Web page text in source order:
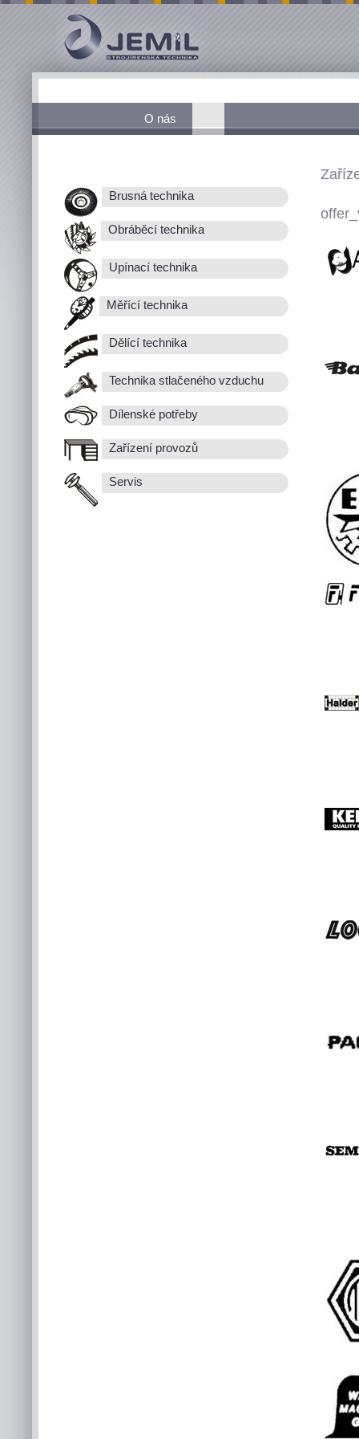
O nás
Brusná technika
Obráběcí technika
Upínací technika
Měřící technika
Dělící technika
Technika stlačeného vzduchu
Dílenské potřeby
Zařízení provozů
Servis